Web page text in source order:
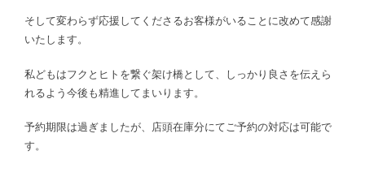
そして変わらず応援してくださるお客様がいることに改めて感謝
いたします。
私どもはフクとヒトを繋ぐ架け橋として、しっかり良さを伝えら
れるよう今後も精進してまいります。
予約期限は過ぎましたが、店頭在庫分にてご予約の対応は可能で
す。